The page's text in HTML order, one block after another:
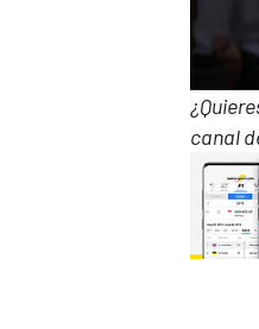
canal